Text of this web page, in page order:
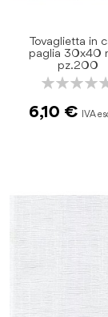
Tovaglietta in
paglia 30x40
pz.200
Rating:
6,10 €